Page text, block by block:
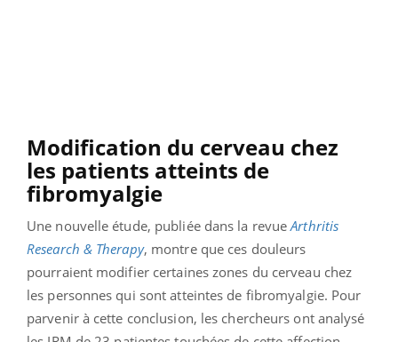
Modification du cerveau chez
les patients atteints de
fibromyalgie
Une nouvelle étude, publiée dans la revueArthritis
Research & Therapy, montre que ces douleurs
pourraient modifier certaines zones du cerveau chez
les personnes qui sont atteintes de fibromyalgie. Pour
parvenir à cette conclusion, les chercheurs ont analysé